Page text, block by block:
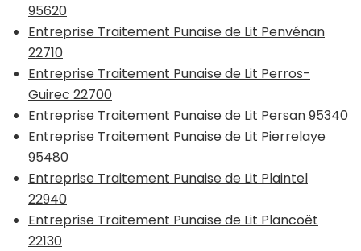
95620
Entreprise Traitement Punaise de Lit Penvénan
22710
Entreprise Traitement Punaise de Lit Perros-
Guirec 22700
Entreprise Traitement Punaise de Lit Persan 95340
Entreprise Traitement Punaise de Lit Pierrelaye
95480
Entreprise Traitement Punaise de Lit Plaintel
22940
Entreprise Traitement Punaise de Lit Plancoët
22130